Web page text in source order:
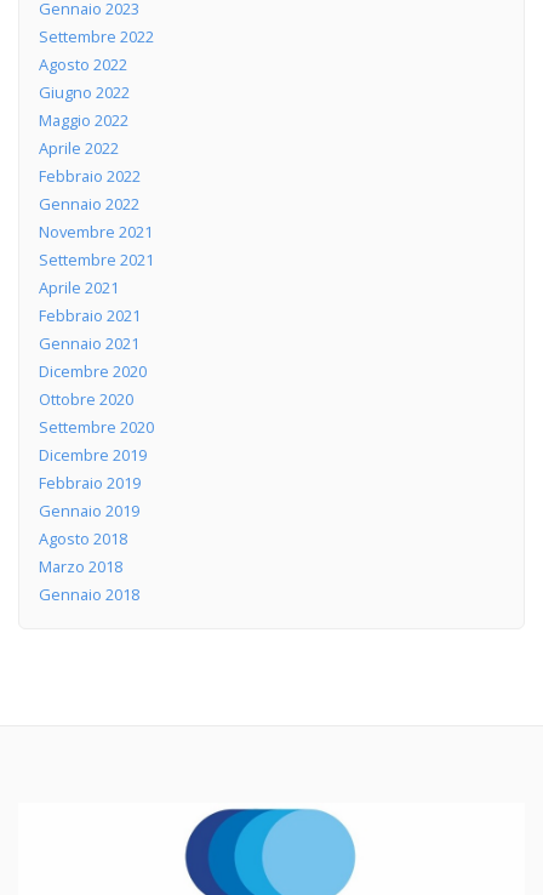
Gennaio 2023
Settembre 2022
Agosto 2022
Giugno 2022
Maggio 2022
Aprile 2022
Febbraio 2022
Gennaio 2022
Novembre 2021
Settembre 2021
Aprile 2021
Febbraio 2021
Gennaio 2021
Dicembre 2020
Ottobre 2020
Settembre 2020
Dicembre 2019
Febbraio 2019
Gennaio 2019
Agosto 2018
Marzo 2018
Gennaio 2018